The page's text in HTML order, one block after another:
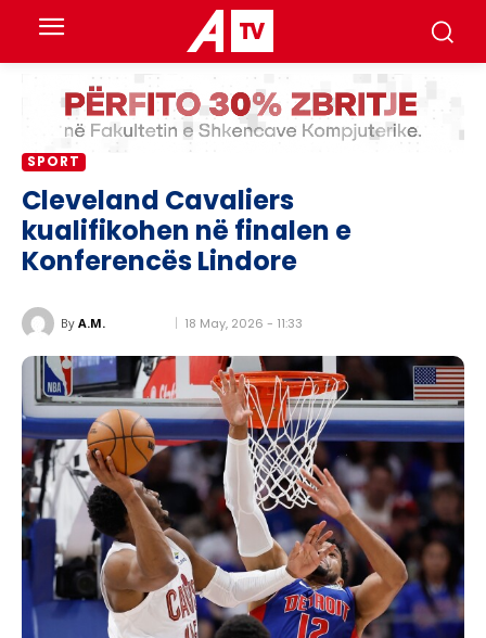
SPORT
Cleveland Cavaliers
kualifikohen në finalen e
Konferencës Lindore
By A.M. 18 May, 2026 - 11:33